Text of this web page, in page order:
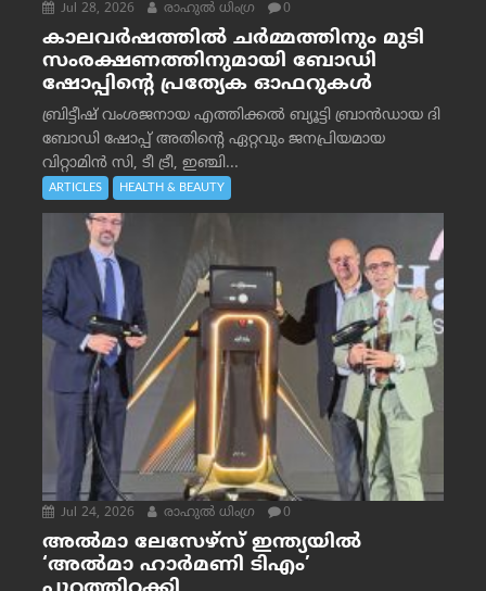
Jul 28, 2026 രാഹുല്‍ ധിംഗ്ര 0
കാലവർഷത്തിൽ ചർമ്മത്തിനും മുടി
സംരക്ഷണത്തിനുമായി ബോഡി
ഷോപ്പിന്റെ പ്രത്യേക ഓഫറുകൾ
ബ്രിട്ടീഷ് വംശജനായ എത്തിക്കൽ ബ്യൂട്ടി ബ്രാൻഡായ ദി
ബോഡി ഷോപ്പ് അതിന്റെ ഏറ്റവും ജനപ്രിയമായ
വിറ്റാമിൻ സി, ടീ ട്രീ, ഇഞ്ചി...
ARTICLES HEALTH & BEAUTY
Jul 24, 2026 രാഹുല്‍ ധിംഗ്ര 0
അൽമാ ലേസേഴ്സ് ഇന്ത്യയിൽ
‘അൽമാ ഹാർമണി ടിഎം’